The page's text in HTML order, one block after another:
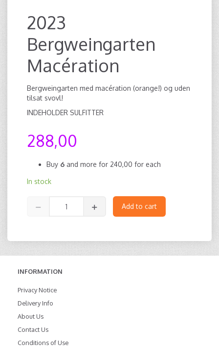
2023
Bergweingarten
Macération
Bergweingarten med macération (orange!) og uden
tilsat svovl!
INDEHOLDER SULFITTER
288,00
Buy 6 and more for 240,00 for each
In stock
Add to cart
INFORMATION
Privacy Notice
Delivery Info
About Us
Contact Us
Conditions of Use